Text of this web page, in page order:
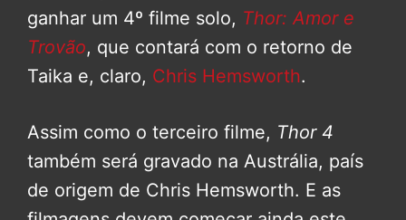
ganhar um 4º filme solo, Thor: Amor e
Trovão, que contará com o retorno de
Taika e, claro, Chris Hemsworth.
Assim como o terceiro filme, Thor 4
também será gravado na Austrália, país
de origem de Chris Hemsworth. E as